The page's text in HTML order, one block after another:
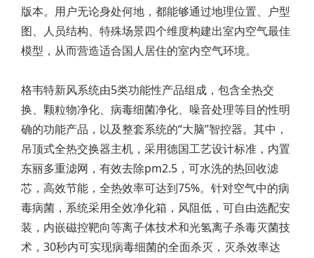
版本。用户无论身处何地，都能够通过地理位置、户型
图、人员结构、特殊场景四个维度构建出室内空气最佳
模型，从而营造适合国人居住的室内空气环境。
格韦特新风系统由5类功能性产品组成，包含全热交
换、颗粒物净化、病毒细菌净化、噪音处理等目的性明
确的功能产品，以及整套系统的“大脑”智控器。其中，
吊顶式全热交换器主机，采用德国工艺设计标准，内置
东丽多重滤网，有效去除pm2.5，可水洗的热回收滤
芯，高效节能，全热效率可达到75%。针对空气中的病
毒病菌，系统采用全效净化箱，风阻低，可自由选配安
装，内嵌磁控靶向等离子体技术和光氢离子杀毒灭菌技
术，30秒内可实现病毒细菌的全面杀灭，灭杀效率达